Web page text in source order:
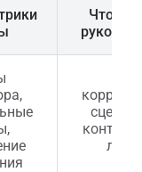
Что